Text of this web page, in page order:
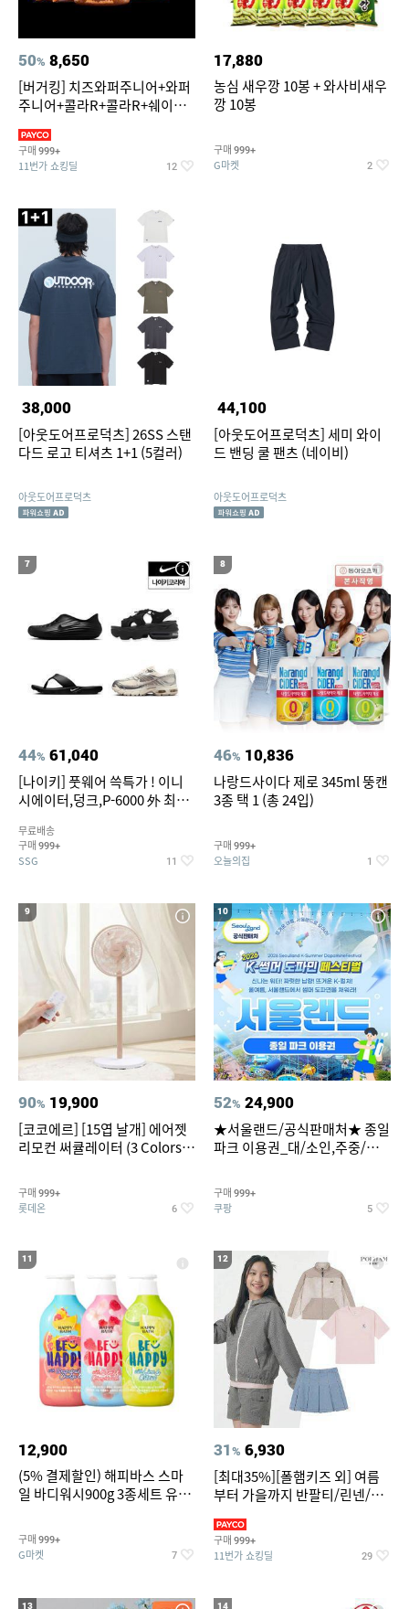
50% 8,650
[버거킹] 치즈와퍼주니어+와퍼
주니어+콜라R+콜라R+쉐이킹
구매 999+
11번가 쇼킹딜 12
17,880
농심 새우깡 10봉 + 와사비새우
깡 10봉
구매 999+
G마켓 2
38,000
[아웃도어프로덕츠] 26SS 스탠
다드 로고 티셔츠 1+1 (5컬러)
아웃도어프로덕츠
44,100
[아웃도어프로덕츠] 세미 와이
드 밴딩 쿨 팬츠 (네이비)
아웃도어프로덕츠
7
44% 61,040
[나이키] 풋웨어 쓱특가 ! 이니
시에이터,덩크,P-6000 外 최대
무료배송
구매 999+
SSG 11
8
46% 10,836
나랑드사이다 제로 345ml 뚱캔
3종 택 1 (총 24입)
구매 999+
오늘의집 1
9
90% 19,900
[코코에르] [15엽 날개] 에어젯
리모컨 써큘레이터 (3 Colors
구매 999+
롯데온 6
10
52% 24,900
★서울랜드/공식판매처★ 종일
파크 이용권_대/소인,주중/주
구매 999+
쿠팡 5
11
12,900
(5% 결제할인) 해피바스 스마
일 바디워시900g 3종세트 유
구매 999+
G마켓 7
12
31% 6,930
[최대35%][폴햄키즈 외] 여름
부터 가을까지 반팔티/린넨/맨
구매 999+
11번가 쇼킹딜 29
13 14